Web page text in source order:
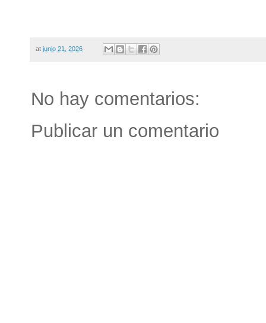
at junio 21, 2026
No hay comentarios:
Publicar un comentario